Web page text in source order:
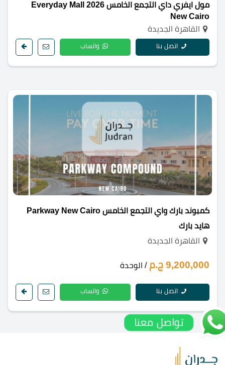
مول ايفري داي التجمع الخامس 2026 Everyday Mall
New Cairo
القاهرة الجديدة
اتصل بنا واتساب
كمبوند بارك واي التجمع الخامس Parkway New Cairo
هايد بارك
القاهرة الجديدة
9,200,000 ج.م / الوحدة
اتصل بنا واتساب
تواصل معنا